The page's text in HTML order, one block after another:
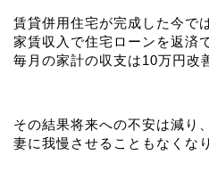
賃貸併用住宅が完成した今で
家賃収入で住宅ローンを返済
毎月の家計の収支は10万円改
その結果将来への不安は減り、
妻に我慢させることもなくな